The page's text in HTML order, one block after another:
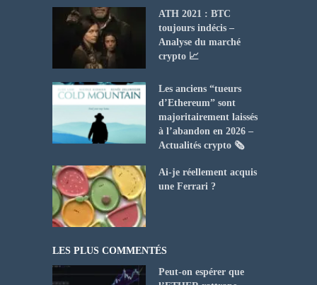
ATH 2021 : BTC
toujours indécis –
Analyse du marché
crypto 📈
Les anciens “tueurs
d’Ethereum” sont
majoritairement laissés
à l’abandon en 2026 –
Actualités crypto 🗞️
Ai-je réellement acquis
une Ferrari ?
LES PLUS COMMENTÉS
Peut-on espérer que